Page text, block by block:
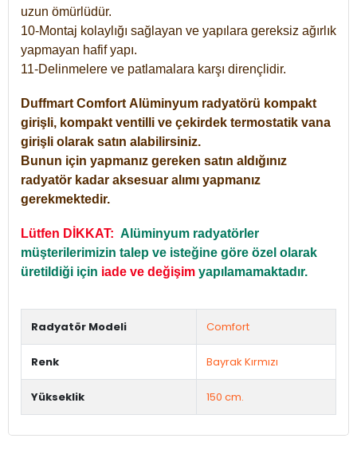
uzun ömürlüdür.
10-Montaj kolaylığı sağlayan ve yapılara gereksiz ağırlık
yapmayan hafif yapı.
11-Delinmelere ve patlamalara karşı dirençlidir.
Duffmart Comfort Alüminyum radyatörü kompakt
girişli, kompakt ventilli ve çekirdek termostatik vana
girişli olarak satın alabilirsiniz.
Bunun için yapmanız gereken satın aldığınız
radyatör kadar aksesuar alımı yapmanız
gerekmektedir.
Lütfen DİKKAT: Alüminyum radyatörler
müşterilerimizin talep ve isteğine göre özel olarak
üretildiği için iade ve değişim yapılamamaktadır.
Radyatör Modeli Comfort
Renk Bayrak Kırmızı
Yükseklik 150 cm.